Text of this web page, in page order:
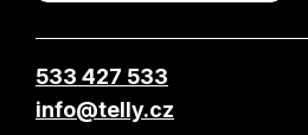
533 427 533
info@telly.cz